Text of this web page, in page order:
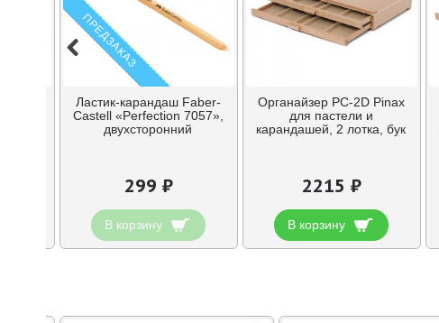
ПРЕДЗАКАЗ
Ластик-карандаш Faber-
Castell «Perfection 7057»,
двухсторонний
299 ₽
В корзину
Органайзер PC-2D Pinax
для пастели и
карандашей, 2 лотка, бук
2215 ₽
В корзину